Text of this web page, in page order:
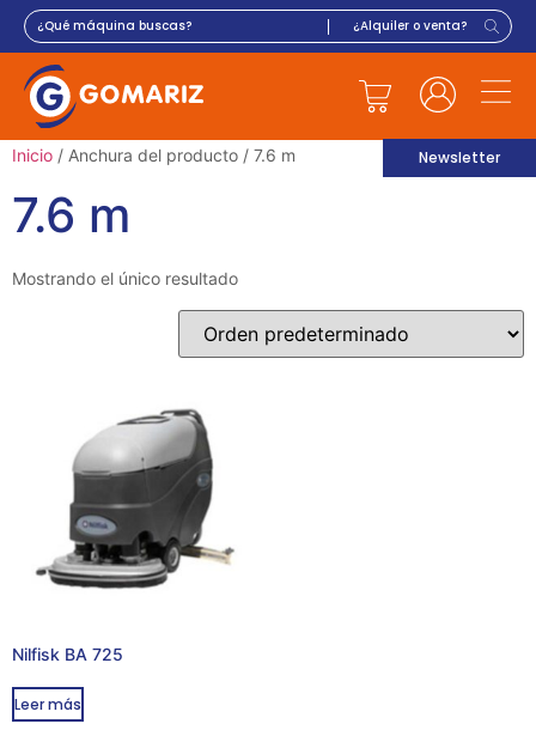
Newsletter
Inicio / Anchura del producto / 7.6 m
7.6 m
Mostrando el único resultado
Nilfisk BA 725
Leer más